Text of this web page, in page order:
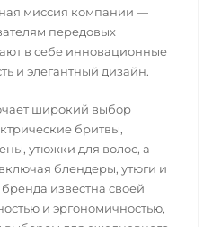
миссия компании —
передовых
в себе инновационные
и элегантный дизайн.
широкий выбор
бритвы,
утюжки для волос, а
блендеры, утюги и
известна своей
и эргономичностью,